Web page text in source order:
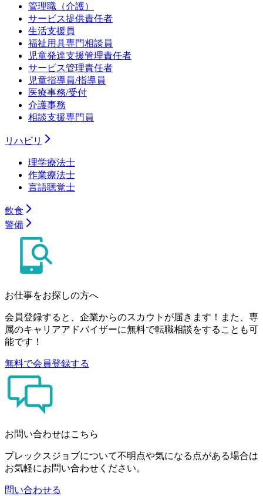
管理職（介護）
サービス提供責任者
生活支援員
福祉用具専門相談員
児童発達支援管理責任者
サービス管理責任者
児童指導員/指導員
医療事務/受付
介護事務
相談支援専門員
リハビリ
理学療法士
作業療法士
言語聴覚士
飲食
警備
お仕事をお探しの方へ
会員登録すると、企業からのスカウトが届きます！また、専
属のキャリアアドバイザーに無料で転職相談をすることも可
能です！
無料で会員登録する
お問い合わせはこちら
プレックスジョブについて不明点や気になる点がある場合は
お気軽にお問い合わせください。
問い合わせる